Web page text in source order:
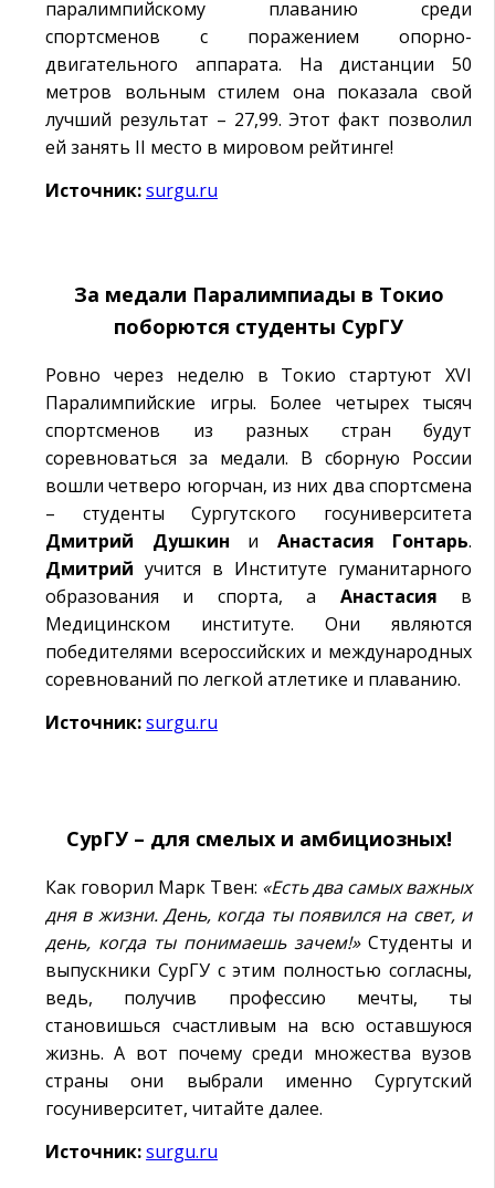
паралимпийскому плаванию среди
спортсменов с поражением опорно-
двигательного аппарата. На дистанции 50
метров вольным стилем она показала свой
лучший результат – 27,99. Этот факт позволил
ей занять II место в мировом рейтинге!
Источник:surgu.ru
За медали Паралимпиады в Токио
поборются студенты СурГУ
Ровно через неделю в Токио стартуют XVI
Паралимпийские игры. Более четырех тысяч
спортсменов из разных стран будут
соревноваться за медали. В сборную России
вошли четверо югорчан, из них два спортсмена
– студенты Сургутского госуниверситета
Дмитрий
Душкин и Анастасия Гонтарь.
Дмитрий учится в Институте гуманитарного
образования и спорта, а Анастасия в
Медицинском институте. Они являются
победителями всероссийских и международных
соревнований по легкой атлетике и плаванию.
Источник:surgu.ru
СурГУ – для смелых и амбициозных!
Как говорил Марк Твен: «Есть два самых важных
дня в жизни. День, когда ты появился на свет, и
день, когда ты понимаешь зачем!»Студенты и
выпускники СурГУ с этим полностью согласны,
ведь, получив профессию мечты, ты
становишься счастливым на всю оставшуюся
жизнь. А вот почему среди множества вузов
страны они выбрали именно Сургутский
госуниверситет, читайте далее.
Источник:surgu.ru